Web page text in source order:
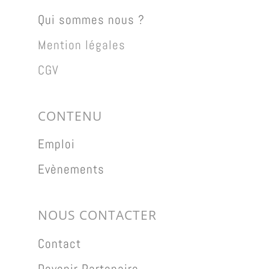
Qui sommes nous ?
Mention légales
CGV
CONTENU
Emploi
Evènements
NOUS CONTACTER
Contact